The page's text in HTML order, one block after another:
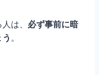
は、 必ず事前に暗
。